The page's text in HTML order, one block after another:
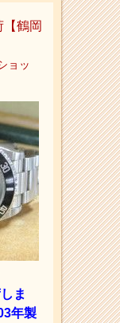
【鶴岡
ョッ
ま
年製